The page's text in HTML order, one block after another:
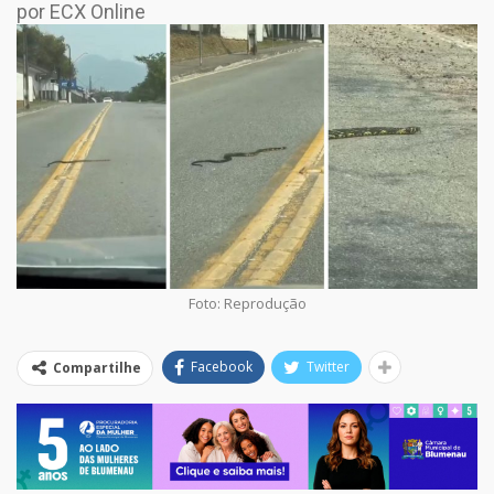
por ECX Online
Foto: Reprodução
Compartilhe Facebook Twitter